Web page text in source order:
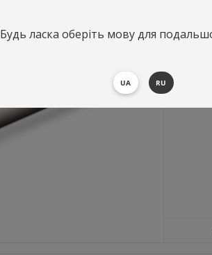
Будь ласка оберіть мову для
UA RU